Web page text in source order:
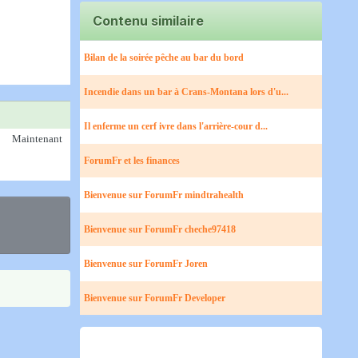
Maintenant
Contenu similaire
Bilan de la soirée pêche au bar du bord​
Incendie dans un bar à Crans-Montana lors d'u...
Il enferme un cerf ivre dans l'arrière-cour d...
ForumFr et les finances
Bienvenue sur ForumFr mindtrahealth
Bienvenue sur ForumFr cheche97418
Bienvenue sur ForumFr Joren
Bienvenue sur ForumFr Developer